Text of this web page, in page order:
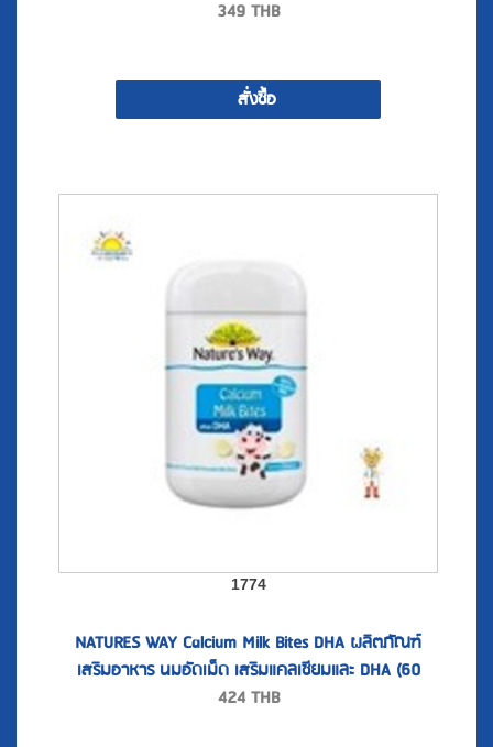
349THB
สั่งซื้อ
1774
NATURES WAY Calcium Milk Bites DHA ผลิตภัณฑ์
เสริมอาหาร นมอัดเม็ด เสริมแคลเซียมและ DHA (60
เม็ด) .D
424 THB